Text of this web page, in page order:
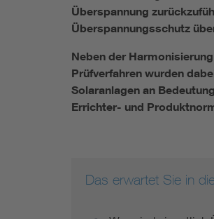
Überspannung
Überspannungsschutz
Neben der
Prüfverfahren wurden
Solaranlagen an
Errichter- und
Das erwartet Sie in